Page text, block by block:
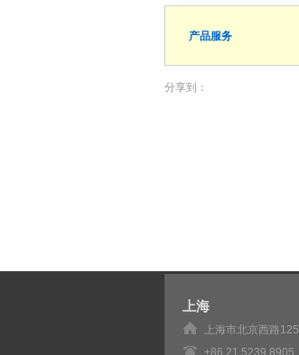
产品服务
分享到：
上海
上海市北京西路
+86 21 5239 8905